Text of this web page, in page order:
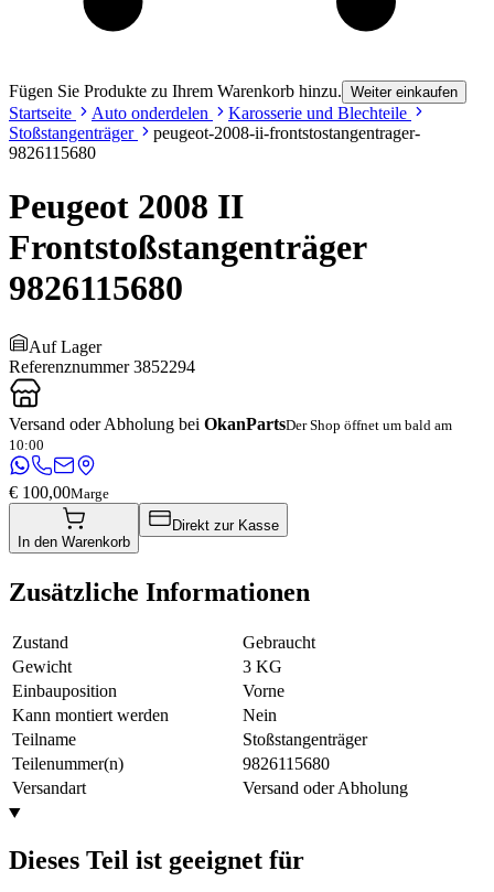
Fügen Sie Produkte zu Ihrem Warenkorb hinzu. Weiter einkaufen
Startseite Auto onderdelen
Karosserie und Blechteile
Stoßstangenträger
peugeot-2008-ii-frontstostangentrager-
9826115680
Peugeot 2008 II
Frontstoßstangenträger
9826115680
Auf Lager
Referenznummer 3852294
Versand oder Abholung bei OkanPartsDer Shop öffnet um bald am
10:00
€ 100,00Marge
In den Warenkorb
Direkt zur Kasse
Zusätzliche Informationen
Zustand
Gebraucht
Gewicht
3 KG
Einbauposition
Vorne
Kann montiert werden
Nein
Teilname
Stoßstangenträger
Teilenummer(n)
9826115680
Versandart
Versand oder Abholung
Dieses Teil ist geeignet für